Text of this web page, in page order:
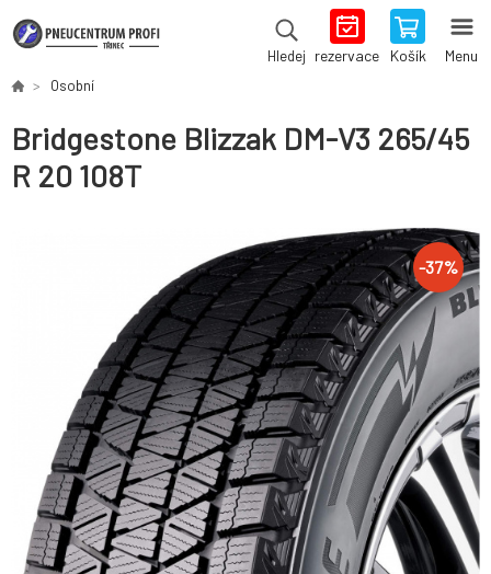
Hledej rezervace Košík Menu
Osobní
Bridgestone Blizzak DM-V3 265/45
R 20 108T
-37%